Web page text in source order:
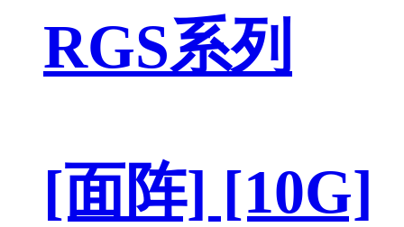
RGS系列
[面阵] [10G]